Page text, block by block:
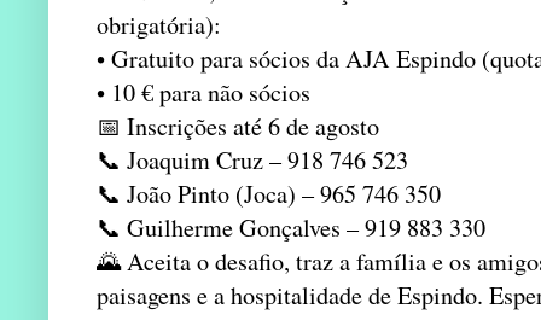
obrigatória):
• Gratuito para sócios da AJA Espindo
• 10 € para não sócios
📅 Inscrições até 6 de agosto
📞 Joaquim Cruz – 918 746 523
📞 João Pinto (Joca) – 965 746 350
📞 Guilherme Gonçalves – 919 883 330
🌄 Aceita o desafio, traz a família e os
paisagens e a hospitalidade de Espindo.